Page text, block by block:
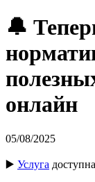
🔔
онлайн
05/08/2025
▶️ Услуга